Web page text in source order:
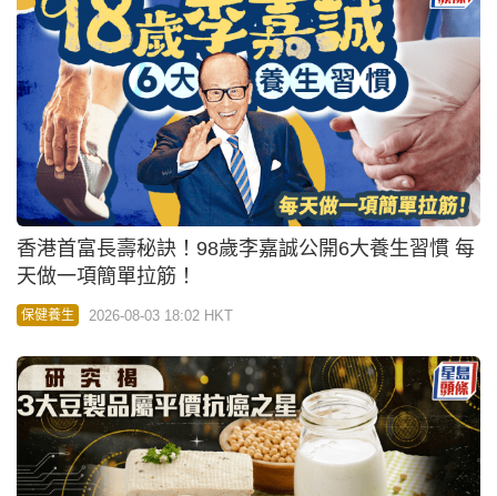
香港首富長壽秘訣！98歲李嘉誠公開6大養生習慣 每
天做一項簡單拉筋！
保健養生 2026-08-03 18:02 HKT